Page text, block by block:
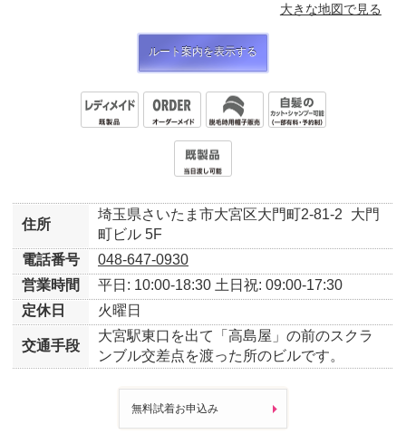
大きな地図で見る
ルート案内を表示する
住所
埼玉県さいたま市大宮区大門町2-81-2
大門
町ビル 5F
電話番号
048-647-0930
営業時間
平日: 10:00-18:30 土日祝: 09:00-17:30
定休日
火曜日
交通手段
大宮駅東口を出て「高島屋」の前のスクラ
ンブル交差点を渡った所のビルです。
無料試着お申込み